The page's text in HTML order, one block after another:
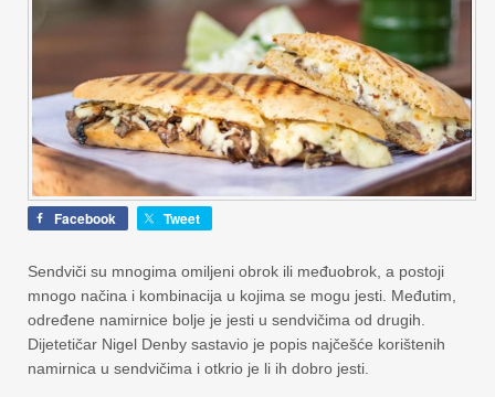
Facebook Tweet
Sendviči su mnogima omiljeni obrok ili međuobrok, a postoji
mnogo načina i kombinacija u kojima se mogu jesti. Međutim,
određene namirnice bolje je jesti u sendvičima od drugih.
Dijetetičar Nigel Denby sastavio je popis najčešće korištenih
namirnica u sendvičima i otkrio je li ih dobro jesti.